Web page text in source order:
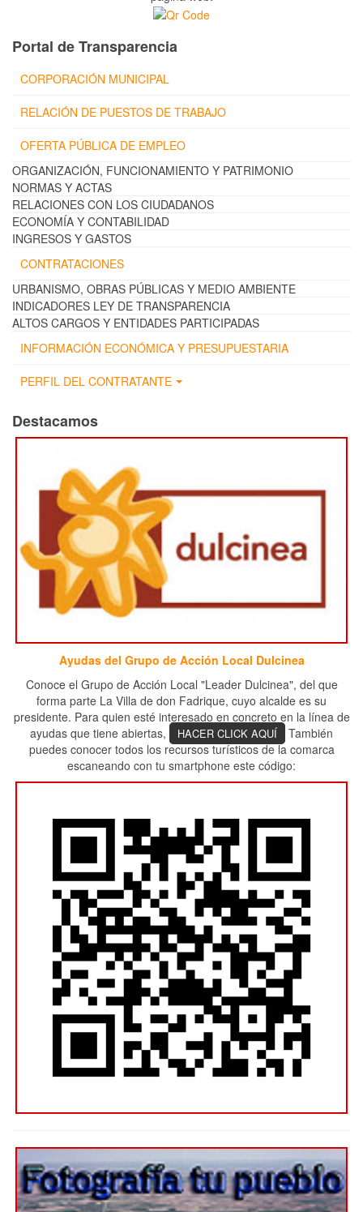
Portal de Transparencia
CORPORACIÓN MUNICIPAL
RELACIÓN DE PUESTOS DE TRABAJO
OFERTA PÚBLICA DE EMPLEO
ORGANIZACIÓN, FUNCIONAMIENTO Y PATRIMONIO
NORMAS Y ACTAS
RELACIONES CON LOS CIUDADANOS
ECONOMÍA Y CONTABILIDAD
INGRESOS Y GASTOS
CONTRATACIONES
URBANISMO, OBRAS PÚBLICAS Y MEDIO AMBIENTE
INDICADORES LEY DE TRANSPARENCIA
ALTOS CARGOS Y ENTIDADES PARTICIPADAS
INFORMACIÓN ECONÓMICA Y PRESUPUESTARIA
PERFIL DEL CONTRATANTE
Destacamos
Ayudas del Grupo de Acción Local Dulcinea
Conoce el Grupo de Acción Local "Leader Dulcinea", del que
forma parte La Villa de don Fadrique, cuyo alcalde es su
presidente. Para quien esté interesado en concreto en la línea de
ayudas que tiene abiertas,
HACER CLICK AQUÍ
También
puedes conocer todos los recursos turísticos de la comarca
escaneando con tu smartphone este código: